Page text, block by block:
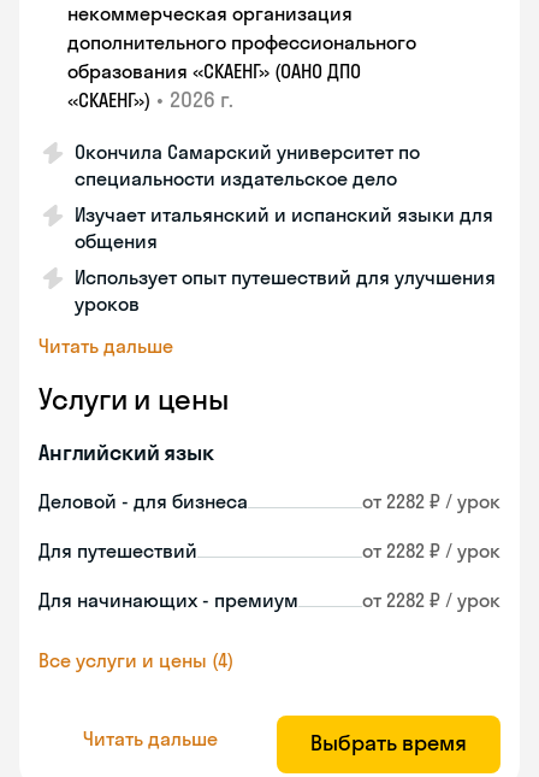
некоммерческая организация
дополнительного профессионального
образования «СКАЕНГ» (ОАНО ДПО
«СКАЕНГ») • 2026 г.
Окончила Самарский университет по
специальности издательское дело
Изучает итальянский и испанский языки для
общения
Использует опыт путешествий для улучшения
уроков
Читать дальше
Услуги и цены
Английский язык
Деловой - для бизнеса от 2282 ₽ / урок
Для путешествий от 2282 ₽ / урок
Для начинающих - премиум от 2282 ₽ / урок
Все услуги и цены (4)
Читать дальше Выбрать время